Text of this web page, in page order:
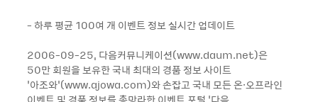
- 하루 평균 100여 개 이벤트 정보 실시간 업데이트
2006-09-25, 다음커뮤니케이션(www.daum.net)은
50만 회원을 보유한 국내 최대의 경품 정보 사이트
‘아조와’(www.ajowa.com)와 손잡고 국내 모든 온·오프라인
이벤트 및 경품 정보를 총망라한 이벤트 포털 ‘다음